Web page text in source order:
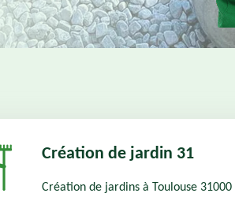
Création de jardin 31
Création de jardins à Toulouse 31000 |